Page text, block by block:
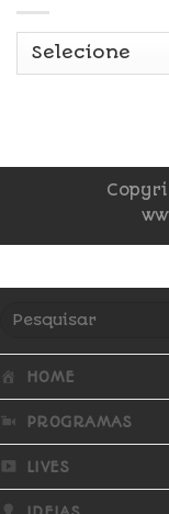
HOME
PROGRAMAS
LIVES